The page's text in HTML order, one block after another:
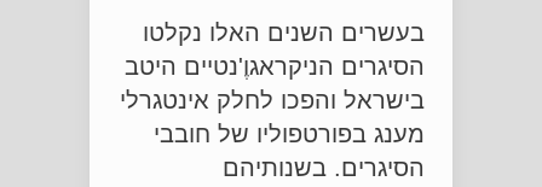
בעשרים השנים האלו נקלטו
הסיגרים הניקראגוֶ'נטיים היטב
בישראל והפכו לחלק אינטגרלי
מענג בפורטפוליו של חובבי
הסיגרים. בשנותיהם